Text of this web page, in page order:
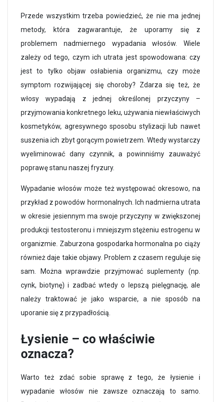
Przede wszystkim trzeba powiedzieć, że nie ma jednej
metody, która zagwarantuje, że uporamy się z
problemem nadmiernego wypadania włosów. Wiele
zależy od tego, czym ich utrata jest spowodowana: czy
jest to tylko objaw osłabienia organizmu, czy może
symptom rozwijającej się choroby? Zdarza się też, że
włosy wypadają z jednej określonej przyczyny –
przyjmowania konkretnego leku, używania niewłaściwych
kosmetyków, agresywnego sposobu stylizacji lub nawet
suszenia ich zbyt gorącym powietrzem. Wtedy wystarczy
wyeliminować dany czynnik, a powinniśmy zauważyć
poprawę stanu naszej fryzury.
Wypadanie włosów może też występować okresowo, na
przykład z powodów hormonalnych. Ich nadmierna utrata
w okresie jesiennym ma swoje przyczyny w zwiększonej
produkcji testosteronu i mniejszym stężeniu estrogenu w
organizmie. Zaburzona gospodarka hormonalna po ciąży
również daje takie objawy. Problem z czasem reguluje się
sam. Można wprawdzie przyjmować suplementy (np.
cynk, biotynę) i zadbać wtedy o lepszą pielęgnację, ale
należy traktować je jako wsparcie, a nie sposób na
uporanie się z przypadłością.
Łysienie – co właściwie
oznacza?
Warto też zdać sobie sprawę z tego, że łysienie i
wypadanie włosów nie zawsze oznaczają to samo.